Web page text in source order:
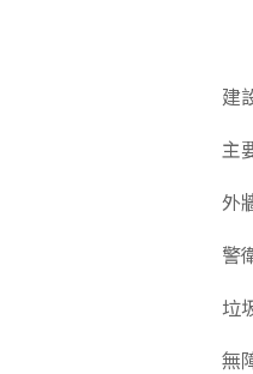
建
主
外
警
垃
無